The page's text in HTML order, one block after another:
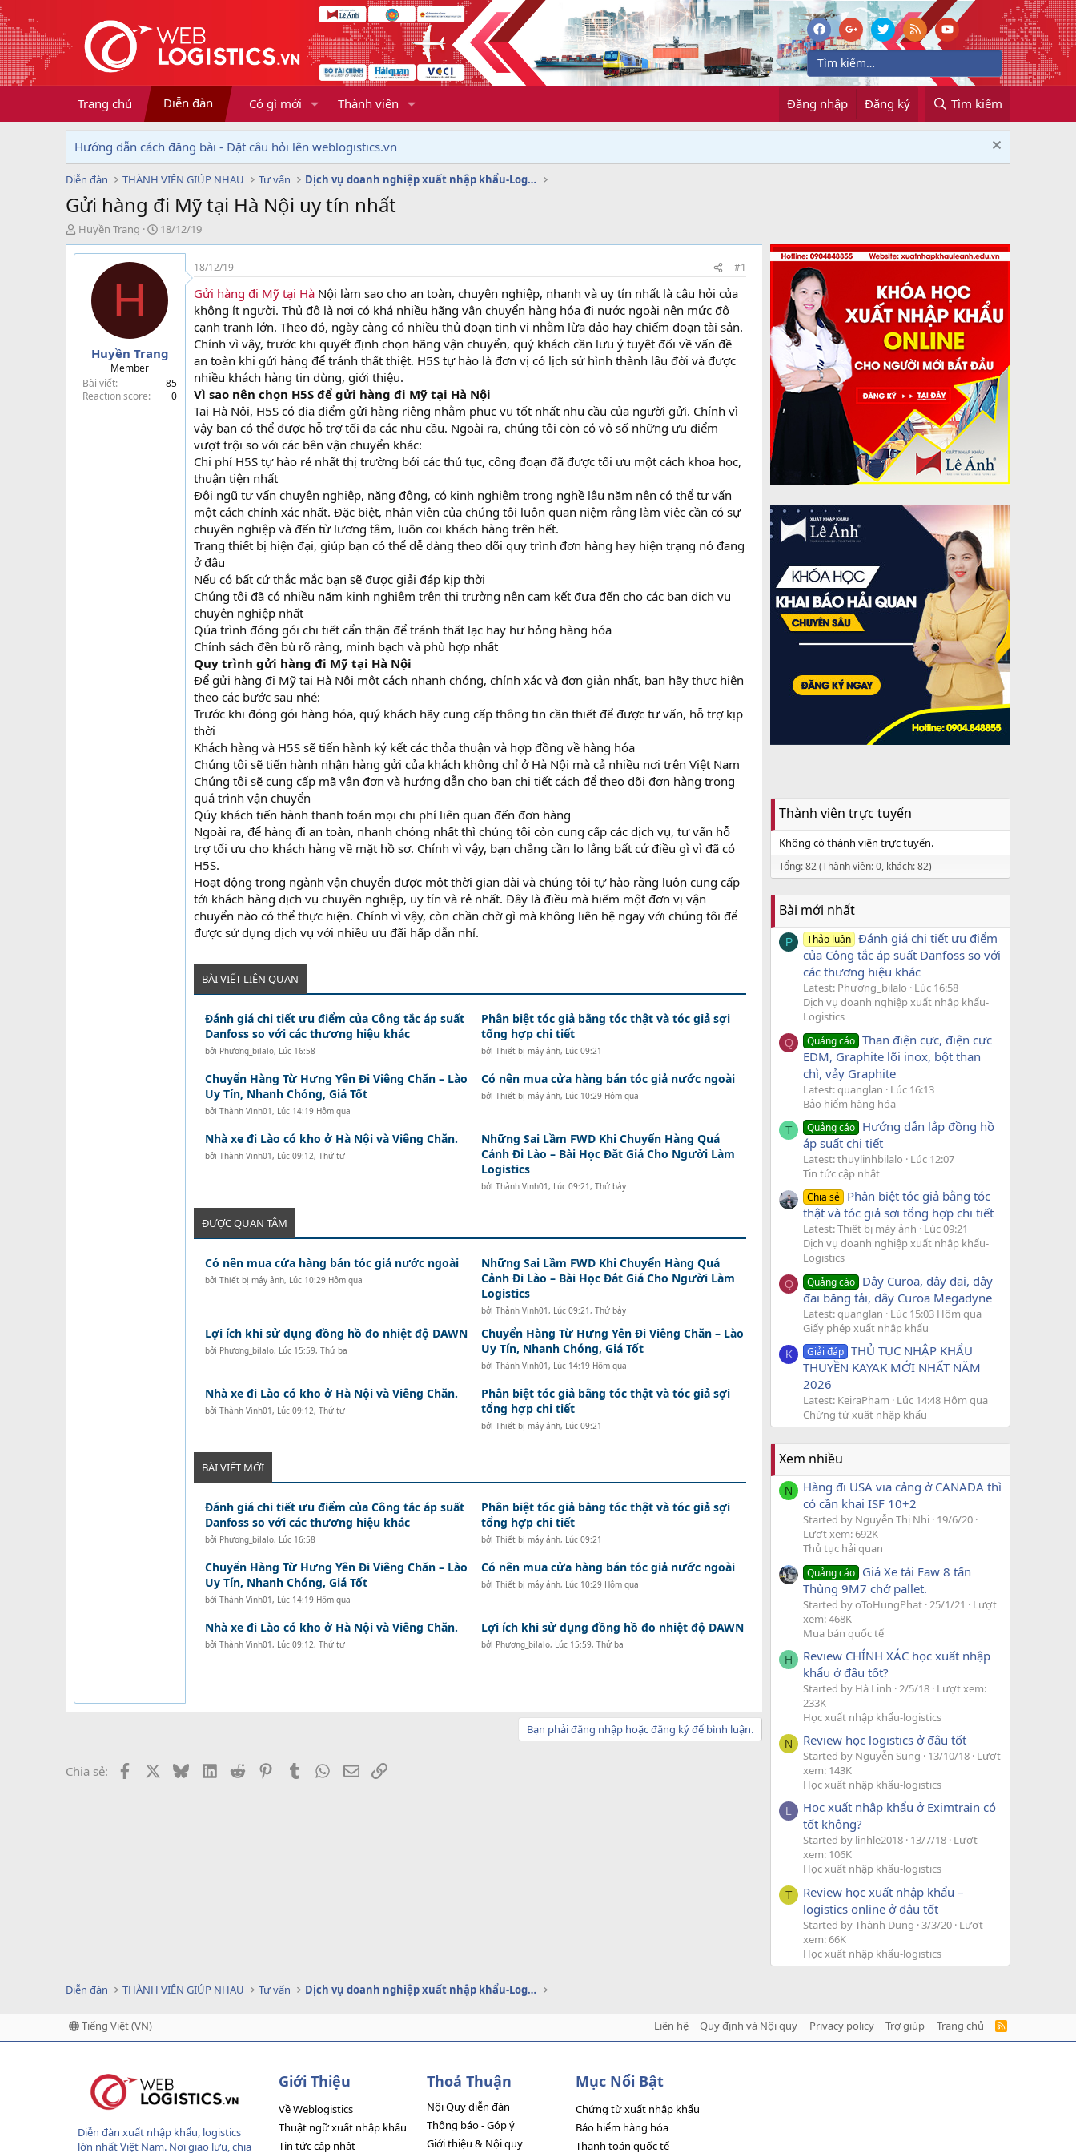
Trang chủ Diễn đàn Có gì mới Thành viên Đăng nhập Đăng ký Tìm kiếm
Hướng dẫn cách đăng bài - Đặt câu hỏi lên weblogistics.vn
Diễn đàn THÀNH VIÊN GIÚP NHAU Tư vấn Dịch vụ doanh nghiệp xuất nhập khẩu-Logistics
Gửi hàng đi Mỹ tại Hà Nội uy tín nhất
T
h
r
Huyền Trang
N
g
à
g
18/12/19
H
Huyền Trang
Member
Bài viết
85
Reaction score
0
18/12/19 #1
Gửi hàng đi Mỹ tại Hà Nội làm sao cho an toàn, chuyên nghiệp, nhanh và uy tín nhất là câu hỏi của
không ít người. Thủ đô là nơi có khá nhiều hãng vận chuyển hàng hóa đi nước ngoài nên mức độ
cạnh tranh lớn. Theo đó, ngày càng có nhiều thủ đoạn tinh vi nhằm lừa đảo hay chiếm đoạn tài sản.
Chính vì vậy, trước khi quyết định chọn hãng vận chuyển, quý khách cần lưu ý tuyệt đối về vấn đề
an toàn khi gửi hàng để tránh thất thiệt. H5S tự hào là đơn vị có lịch sử hình thành lâu đời và được
nhiều khách hàng tin dùng, giới thiệu.
Vì sao nên chọn H5S để gửi hàng đi Mỹ tại Hà Nội
Tại Hà Nội, H5S có địa điểm gửi hàng riêng nhằm phục vụ tốt nhất nhu cầu của người gửi. Chính vì
vậy bạn có thể được hỗ trợ tối đa các nhu cầu. Ngoài ra, chúng tôi còn có vô số những ưu điểm
vượt trội so với các bên vận chuyển khác:
Chi phí H5S tự hào rẻ nhất thị trường bởi các thủ tục, công đoạn đã được tối ưu một cách khoa học,
thuận tiện nhất
Đội ngũ tư vấn chuyên nghiệp, năng động, có kinh nghiệm trong nghề lâu năm nên có thể tư vấn
một cách chính xác nhất. Đặc biệt, nhân viên của chúng tôi luôn quan niệm rằng làm việc cần có sự
chuyên nghiệp và đến từ lương tâm, luôn coi khách hàng trên hết.
Trang thiết bị hiện đại, giúp bạn có thể dễ dàng theo dõi quy trình đơn hàng hay hiện trạng nó đang
ở đâu
Nếu có bất cứ thắc mắc bạn sẽ được giải đáp kịp thời
Chúng tôi đã có nhiều năm kinh nghiệm trên thị trường nên cam kết đưa đến cho các bạn dịch vụ
chuyên nghiệp nhất
Qúa trình đóng gói chi tiết cẩn thận để tránh thất lạc hay hư hỏng hàng hóa
Chính sách đền bù rõ ràng, minh bạch và phù hợp nhất
Quy trình gửi hàng đi Mỹ tại Hà Nội
Để gửi hàng đi Mỹ tại Hà Nội một cách nhanh chóng, chính xác và đơn giản nhất, bạn hãy thực hiện
theo các bước sau nhé:
Trước khi đóng gói hàng hóa, quý khách hãy cung cấp thông tin cần thiết để được tư vấn, hỗ trợ kịp
thời
Khách hàng và H5S sẽ tiến hành ký kết các thỏa thuận và hợp đồng về hàng hóa
Chúng tôi sẽ tiến hành nhận hàng gửi của khách không chỉ ở Hà Nội mà cả nhiều nơi trên Việt Nam
Chúng tôi sẽ cung cấp mã vận đơn và hướng dẫn cho bạn chi tiết cách để theo dõi đơn hàng trong
quá trình vận chuyển
Qúy khách tiến hành thanh toán mọi chi phí liên quan đến đơn hàng
Ngoài ra, để hàng đi an toàn, nhanh chóng nhất thì chúng tôi còn cung cấp các dịch vụ, tư vấn hỗ
trợ tối ưu cho khách hàng về mặt hồ sơ. Chính vì vậy, bạn chẳng cần lo lắng bất cứ điều gì vì đã có
H5S.
Hoạt động trong ngành vận chuyển được một thời gian dài và chúng tôi tự hào rằng luôn cung cấp
tới khách hàng dịch vụ chuyên nghiệp, uy tín và rẻ nhất. Đây là điều mà hiếm một đơn vị vận
chuyển nào có thể thực hiện. Chính vì vậy, còn chần chờ gì mà không liên hệ ngay với chúng tôi để
được sử dụng dịch vụ với nhiều ưu đãi hấp dẫn nhỉ.
BÀI VIẾT LIÊN QUAN
Đánh giá chi tiết ưu điểm của Công tắc áp suất
Danfoss so với các thương hiệu khác
bởi Phương_bilalo, Lúc 16:58
Phân biệt tóc giả bằng tóc thật và tóc giả sợi
tổng hợp chi tiết
bởi Thiết bị máy ảnh, Lúc 09:21
Chuyển Hàng Từ Hưng Yên Đi Viêng Chăn – Lào
Uy Tín, Nhanh Chóng, Giá Tốt
bởi Thành Vinh01, Lúc 14:19 Hôm qua
Có nên mua cửa hàng bán tóc giả nước ngoài
bởi Thiết bị máy ảnh, Lúc 10:29 Hôm qua
Nhà xe đi Lào có kho ở Hà Nội và Viêng Chăn.
bởi Thành Vinh01, Lúc 09:12, Thứ tư
Những Sai Lầm FWD Khi Chuyển Hàng Quá
Cảnh Đi Lào – Bài Học Đắt Giá Cho Người Làm
Logistics
bởi Thành Vinh01, Lúc 09:21, Thứ bảy
ĐƯỢC QUAN TÂM
Có nên mua cửa hàng bán tóc giả nước ngoài
bởi Thiết bị máy ảnh, Lúc 10:29 Hôm qua
Những Sai Lầm FWD Khi Chuyển Hàng Quá
Cảnh Đi Lào – Bài Học Đắt Giá Cho Người Làm
Logistics
bởi Thành Vinh01, Lúc 09:21, Thứ bảy
Lợi ích khi sử dụng đồng hồ đo nhiệt độ DAWN
bởi Phương_bilalo, Lúc 15:59, Thứ ba
Chuyển Hàng Từ Hưng Yên Đi Viêng Chăn – Lào
Uy Tín, Nhanh Chóng, Giá Tốt
bởi Thành Vinh01, Lúc 14:19 Hôm qua
Nhà xe đi Lào có kho ở Hà Nội và Viêng Chăn.
bởi Thành Vinh01, Lúc 09:12, Thứ tư
Phân biệt tóc giả bằng tóc thật và tóc giả sợi
tổng hợp chi tiết
bởi Thiết bị máy ảnh, Lúc 09:21
BÀI VIẾT MỚI
Đánh giá chi tiết ưu điểm của Công tắc áp suất
Danfoss so với các thương hiệu khác
bởi Phương_bilalo, Lúc 16:58
Phân biệt tóc giả bằng tóc thật và tóc giả sợi
tổng hợp chi tiết
bởi Thiết bị máy ảnh, Lúc 09:21
Chuyển Hàng Từ Hưng Yên Đi Viêng Chăn – Lào
Uy Tín, Nhanh Chóng, Giá Tốt
bởi Thành Vinh01, Lúc 14:19 Hôm qua
Có nên mua cửa hàng bán tóc giả nước ngoài
bởi Thiết bị máy ảnh, Lúc 10:29 Hôm qua
Nhà xe đi Lào có kho ở Hà Nội và Viêng Chăn.
bởi Thành Vinh01, Lúc 09:12, Thứ tư
Lợi ích khi sử dụng đồng hồ đo nhiệt độ DAWN
bởi Phương_bilalo, Lúc 15:59, Thứ ba
Bạn phải đăng nhập hoặc đăng ký để bình luận.
Chia sẻ: Facebook BlueskyLinkedIn
Reddit PinterestTumblr WhatsApp
EmailLink
Thành viên trực tuyến
Không có thành viên trực tuyến.
Tổng: 82 (Thành viên: 0, khách: 82)
Bài mới nhất
P Thảo luận Đánh giá chi tiết ưu điểm
của Công tắc áp suất Danfoss so với
các thương hiệu khác
Latest: Phương_bilalo
Lúc 16:58
Dịch vụ doanh nghiệp xuất nhập khẩu-
Logistics
Q Quảng cáo Than điện cực, điện cực
EDM, Graphite lõi inox, bột than
chì, vảy Graphite
Latest: quanglan
Lúc 16:13
Bảo hiểm hàng hóa
T Quảng cáo Hướng dẫn lắp đồng hồ
áp suất chi tiết
Latest: thuylinhbilalo
Lúc 12:07
Tin tức cập nhật
Chia sẻ Phân biệt tóc giả bằng tóc
thật và tóc giả sợi tổng hợp chi tiết
Latest: Thiết bị máy ảnh
Lúc 09:21
Dịch vụ doanh nghiệp xuất nhập khẩu-
Logistics
Q Quảng cáo Dây Curoa, dây đai, dây
đai băng tải, dây Curoa Megadyne
Latest: quanglan
Lúc 15:03 Hôm qua
Giấy phép xuất nhập khẩu
K Giải đáp THỦ TỤC NHẬP KHẨU
THUYỀN KAYAK MỚI NHẤT NĂM
2026
Latest: KeiraPham
Lúc 14:48 Hôm qua
Chứng từ xuất nhập khẩu
Xem nhiều
N
Hàng đi USA via cảng ở CANADA thì
có cần khai ISF 10+2
Started by Nguyễn Thị Nhi 19/6/20
Lượt xem: 692K
Thủ tục hải quan
Quảng cáo Giá Xe tải Faw 8 tấn
Thùng 9M7 chở pallet.
Started by oToHungPhat 25/1/21
Lượt
xem: 468K
Mua bán quốc tế
H
Review CHÍNH XÁC học xuất nhập
khẩu ở đâu tốt?
Started by Hà Linh 2/5/18 Lượt xem:
233K
Học xuất nhập khẩu-logistics
N Review học logistics ở đâu tốt
Started by Nguyễn Sung 13/10/18 Lượt
xem: 143K
Học xuất nhập khẩu-logistics
L
Học xuất nhập khẩu ở Eximtrain có
tốt không?
Started by linhle2018 13/7/18 Lượt
xem: 106K
Học xuất nhập khẩu-logistics
T
Review học xuất nhập khẩu –
logistics online ở đâu tốt
Started by Thành Dung 3/3/20 Lượt
xem: 66K
Học xuất nhập khẩu-logistics
Diễn đàn THÀNH VIÊN GIÚP NHAU Tư vấn Dịch vụ doanh nghiệp xuất nhập khẩu-Logistics
Tiếng Việt (VN) Liên hệ Quy định và Nội quy Privacy policy Trợ giúp Trang chủ
R
Diễn đàn xuất nhập khẩu, logistics
lớn nhất Việt Nam. Nơi giao lưu, chia
Giới Thiệu
Về Weblogistics
Thuật ngữ xuất nhập khẩu
Tin tức cập nhật
Thoả Thuận
Nội Quy diễn đàn
Thông báo - Góp ý
Giới thiệu & Nội quy
Mục Nổi Bật
Chứng từ xuất nhập khẩu
Bảo hiểm hàng hóa
Thanh toán quốc tế